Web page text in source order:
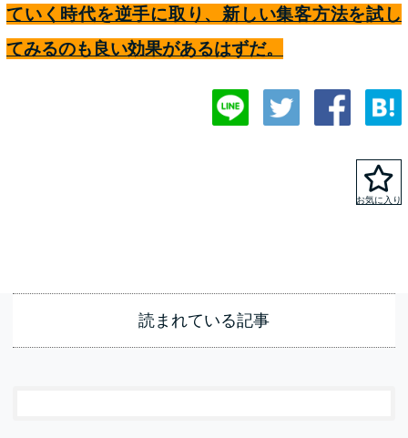
ていく時代を逆手に取り、新しい集客方法を試し
てみるのも良い効果があるはずだ。
読まれている記事